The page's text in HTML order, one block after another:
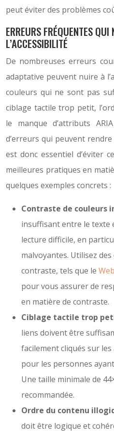
peut éviter des problèmes
ERREURS FRÉQUENTES
L’ACCESSIBILITÉ
De nombreuses erreurs
adaptative peuvent nuire à
couleurs qui ne sont pas
ciblage tactile trop petit,
le manque d’attributs
d’erreurs qui peuvent
est donc essentiel d’éviter
meilleures pratiques en
quelques exemples concrets :
Contraste de couleurs
insuffisant entre le texte
lecture difficile, en
malvoyantes. Utilisez
contraste, tels que le
pour vous assurer de
en matière de contraste.
Ciblage tactile trop
liens doivent être
facilement cliqués sur
pour les personnes
Une taille minimale de
recommandée.
Ordre du contenu
doit être logique et